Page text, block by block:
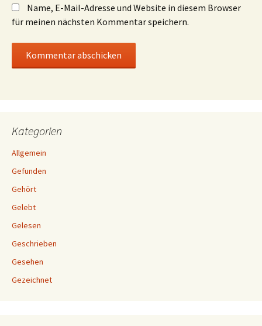
Name, E-Mail-Adresse und Website in diesem Browser
für meinen nächsten Kommentar speichern.
Kategorien
Allgemein
Gefunden
Gehört
Gelebt
Gelesen
Geschrieben
Gesehen
Gezeichnet